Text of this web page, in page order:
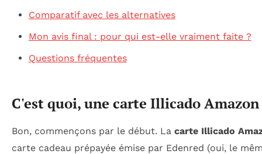
Comparatif avec les alternatives
Mon avis final : pour qui est-elle vraiment faite ?
Questions fréquentes
C'est quoi, une carte Illicado Amazon
Bon, commençons par le début. La carte Illicado
carte cadeau prépayée émise par Edenred (oui, le